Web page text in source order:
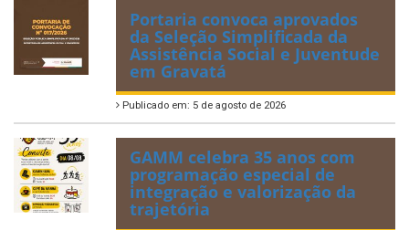
Portaria convoca aprovados
da Seleção Simplificada da
Assistência Social e Juventude
em Gravatá
Publicado em: 5 de agosto de 2026
GAMM celebra 35 anos com
programação especial de
integração e valorização da
trajetória